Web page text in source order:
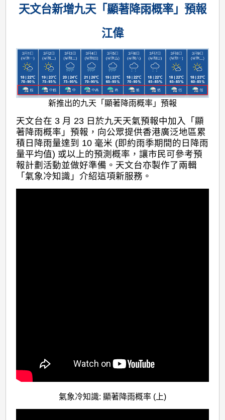
天文台新增九天「顯著降雨概率」預報
江偉
新推出的九天「顯著降雨概率」預報
天文台在 3 月 23 日於九天天氣預報中加入「顯
著降雨概率」預報，向公眾提供香港廣泛地區累
積日降雨量達到 10 毫米 (即約雨季期間的日降雨
量平均值) 或以上的預測概率，讓市民可參考預
報計劃活動並做好準備。天文台亦製作了兩輯
「氣象冷知識」介紹這項新服務。
氣象冷知識: 顯著降雨概率 (上)